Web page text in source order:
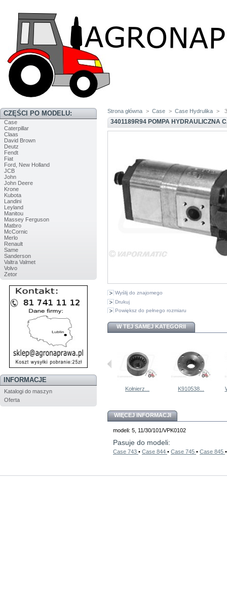
CZĘŚCI PO MODELU:
Case
Caterpillar
Claas
David Brown
Deutz
Fendt
Fiat
Ford, New Holland
JCB
John
John Deere
Krone
Kubota
Landini
Leyland
Manitou
Massey Ferguson
Matbro
McCornic
Merlo
Renault
Same
Sanderson
Valtra Valmet
Volvo
Zetor
INFORMACJE
Katalogi do maszyn
Oferta
Strona główna > Case > Case Hydrulika >
3401189R94 POMPA HYDRAULICZNA
Wyślij do znajomego
Drukuj
Powiększ do pełnego rozmiaru
W TEJ SAMEJ KATEGORII
Pompa... Kołnierz... K910538...
WIĘCEJ INFORMACJI
modeli: 5, 11/30/101/VPK0102
Pasuje do modeli:
Case 743 • Case 844 • Case 745 • Case 845